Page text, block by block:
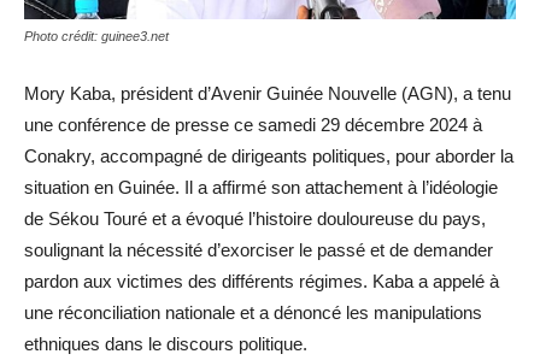
Photo crédit: guinee3.net
Mory Kaba, président d’Avenir Guinée Nouvelle (AGN), a tenu
une conférence de presse ce samedi 29 décembre 2024 à
Conakry, accompagné de dirigeants politiques, pour aborder la
situation en Guinée. Il a affirmé son attachement à l’idéologie
de Sékou Touré et a évoqué l’histoire douloureuse du pays,
soulignant la nécessité d’exorciser le passé et de demander
pardon aux victimes des différents régimes. Kaba a appelé à
une réconciliation nationale et a dénoncé les manipulations
ethniques dans le discours politique.